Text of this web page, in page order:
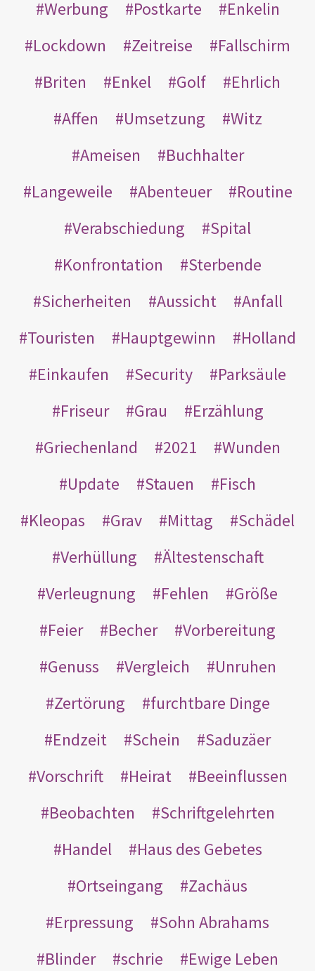
Werbung Postkarte
Enkelin
Lockdown
Zeitreise
Fallschirm
Briten
Enkel Golf
Ehrlich
Affen
Umsetzung
Witz
Ameisen
Buchhalter
Langeweile
Abenteuer
Routine
Verabschiedung
Spital
Konfrontation
Sterbende
Sicherheiten
Aussicht
Anfall
Touristen
Hauptgewinn
Holland
Einkaufen
Security
Parksäule
Friseur
Grau
Erzählung
Griechenland
2021
Wunden
Update
Stauen
Fisch
Kleopas
Grav Mittag
Schädel
Verhüllung
Ältestenschaft
Verleugnung
Fehlen
Größe
Feier
Becher
Vorbereitung
Genuss
Vergleich
Unruhen
Zertörung
furchtbare Dinge
Endzeit
Schein
Saduzäer
Vorschrift
Heirat
Beeinflussen
Beobachten
Schriftgelehrten
Handel
Haus des Gebetes
Ortseingang
Zachäus
Erpressung
Sohn Abrahams
Blinder
schrie
Ewige Leben